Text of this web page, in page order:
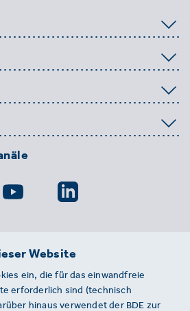
Website
ein, die für das einwandfreie
erforderlich sind (technisch
hinaus verwendet der BDE zur